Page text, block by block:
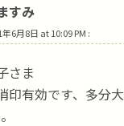
すみ
6月8日 at 10:09 PM :
さま
印有効です、多分